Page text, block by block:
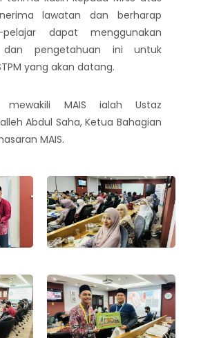
lawatan dan berharap
dapat menggunakan
dan pengetahuan ini untuk
yang akan datang.
MAIS ialah Ustaz
Abdul Saha, Ketua Bahagian
MAIS.